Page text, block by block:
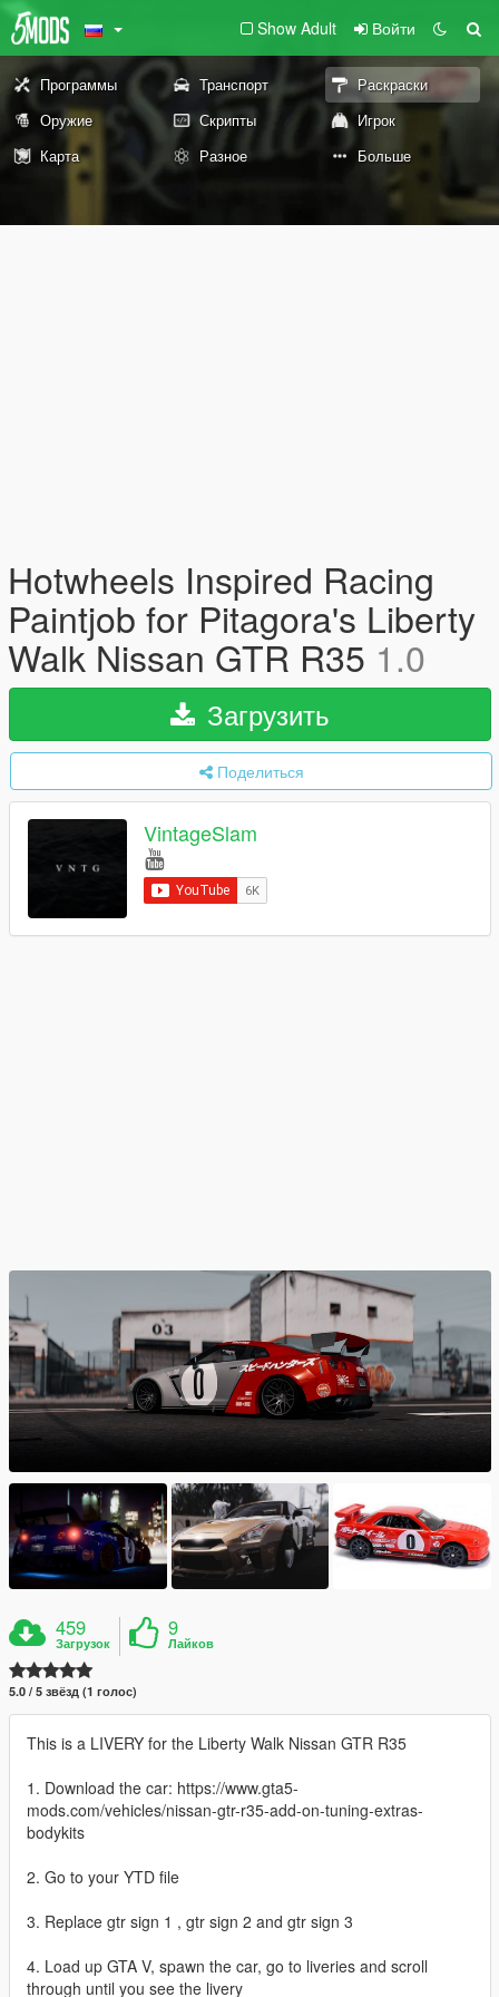
Show Adult Войти
Программы Транспорт
Раскраски
Оружие
Скрипты
Игрок
Карта
Разное Больше
Hotwheels Inspired Racing
Paintjob for Pitagora's Liberty
Walk Nissan GTR R35 1.0
Загрузить
Поделиться
VintageSlam
459
Загрузок
9
Лайков
5.0 / 5 звёзд (1 голос)
This is a LIVERY for the Liberty Walk Nissan GTR R35
1. Download the car: https://www.gta5-
mods.com/vehicles/nissan-gtr-r35-add-on-tuning-extras-
bodykits
2. Go to your YTD file
3. Replace gtr sign 1 , gtr sign 2 and gtr sign 3
4. Load up GTA V, spawn the car, go to liveries and scroll
through until you see the livery